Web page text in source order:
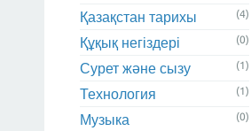
Қазақстан тарихы (4)
Құқық негіздері (0)
Сурет және сызу (1)
Технология (1)
Музыка (0)